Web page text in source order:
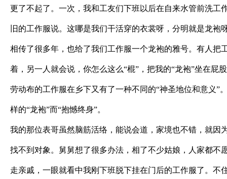
更了不起了。一次，我和工友们下班以后在自来水管前洗工
旧的工作服说。这哪是我们干活穿的衣裳呀，分明就是龙袍
相传了很多年，也给了我们工作服一个龙袍的雅号。有人把
着，另一人就会说，你怎么这么“棍”，把我的“龙袍”坐在屁
劳动布的工作服在乡下又有了一种不同的“神圣地位和意义”
样的“龙袍”而“抱憾终身”。
我的那位表哥虽然脑筋活络，能说会道，家境也不错，就因
找不到对象。舅舅想了很多办法，相了不少姑娘，人家都不
走亲戚，一眼就看中我刚下班脱下挂在门后的工作服了。不